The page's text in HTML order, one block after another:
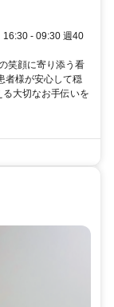
16:30 - 09:30 週40
笑顔に寄り添う看
者様が安心して穏
大切なお手伝いを